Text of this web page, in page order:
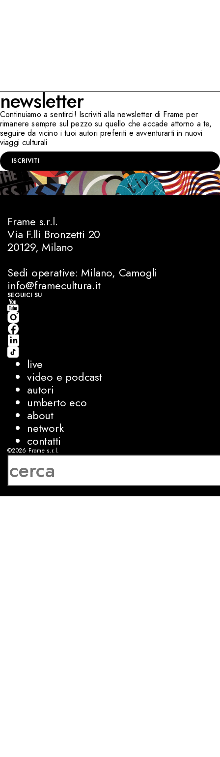
newsletter
Continuiamo a sentirci! Iscriviti alla newsletter di Frame per
rimanere sempre sul pezzo su quello che accade attorno a te,
seguire da vicino i tuoi autori preferiti e avventurarti in nuovi
viaggi culturali
ISCRIVITI
Frame s.r.l.
Via F.lli Bronzetti 20
20129, Milano
Sedi operative: Milano, Camogli
info@framecultura.it
SEGUICI SU
live
video e podcast
autori
umberto eco
about
network
contatti
©2026 Frame s.r.l.
P.IVA 08927250962
sviluppo:Luca Bunino